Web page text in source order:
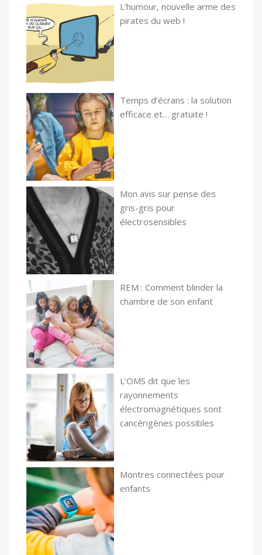
L’humour, nouvelle arme des
pirates du web !
Temps d’écrans : la solution
efficace et… gratuite !
Mon avis sur pense des
gris-gris pour
électrosensibles
REM : Comment blinder la
chambre de son enfant
L’OMS dit que les
rayonnements
électromagnétiques sont
cancérigènes possibles
Montres connectées pour
enfants